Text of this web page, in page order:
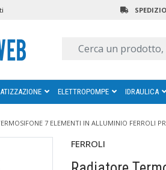
ELETTROPOMPE IDRAULICA
7 ELEMENTI IN ALLUMINIO FERROLI
FERROLI